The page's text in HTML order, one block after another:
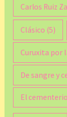
Carlos Ruiz
Clásico (5)
Curuxita por
De sangre y
El